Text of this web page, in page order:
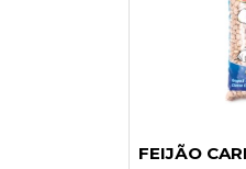
FEIJÃO